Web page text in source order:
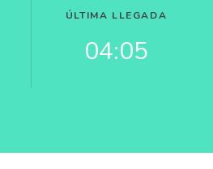
ÚLTIMA LLEGADA
04:05